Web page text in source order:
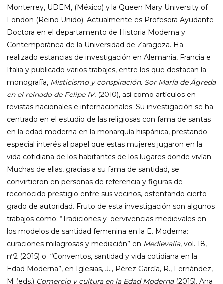
Monterrey, UDEM, (México) y la Queen Mary University of
London (Reino Unido). Actualmente es Profesora Ayudante
Doctora en el departamento de Historia Moderna y
Contemporánea de la Universidad de Zaragoza. Ha
realizado estancias de investigación en Alemania, Francia e
Italia y publicado varios trabajos, entre los que destacan la
monografía, Misticismo y conspiración. Sor María de Ágreda
en el reinado de Felipe IV, (2010), así como artículos en
revistas nacionales e internacionales. Su investigación se ha
centrado en el estudio de las religiosas con fama de santas
en la edad moderna en la monarquía hispánica, prestando
especial interés al papel que estas mujeres jugaron en la
vida cotidiana de los habitantes de los lugares donde vivían.
Muchas de ellas, gracias a su fama de santidad, se
convirtieron en personas de referencia y figuras de
reconocido prestigio entre sus vecinos, ostentando cierto
grado de autoridad. Fruto de esta investigación son algunos
trabajos como: “Tradiciones y pervivencias medievales en
los modelos de santidad femenina en la E. Moderna:
curaciones milagrosas y mediación” en Medievalia, vol. 18,
nº2 (2015) o “Conventos, santidad y vida cotidiana en la
Edad Moderna”, en Iglesias, JJ, Pérez García, R., Fernández,
M (eds.) Comercio y cultura en la Edad Moderna(2015). Ana